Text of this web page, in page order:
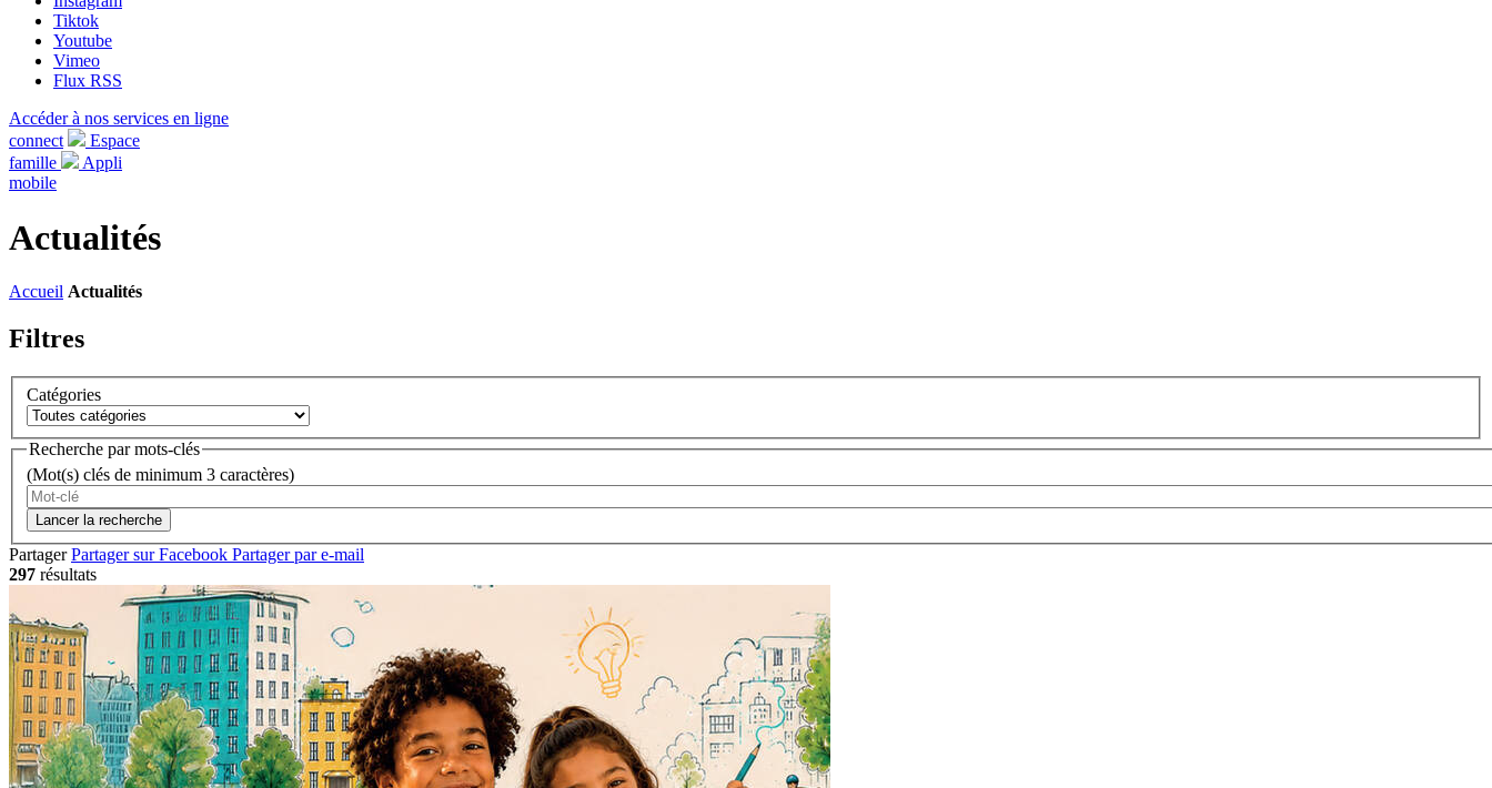
Tiktok
Youtube
Vimeo
Flux RSS
Accéder à nos services en ligne
connect
Espace
famille
Appli
mobile
Actualités
Accueil Actualités
Filtres
Catégories
Recherche par mots-clés
(Mot(s) clés de minimum 3 caractères)
Lancer la recherche
Partager Partager sur Facebook Partager par e-mail
297 résultats